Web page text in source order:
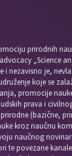
prirodnih
„Science
i nezavisno je,
koje se
promocije
prava i
(bazične,
kroz naučnu
naučnog
te povezane